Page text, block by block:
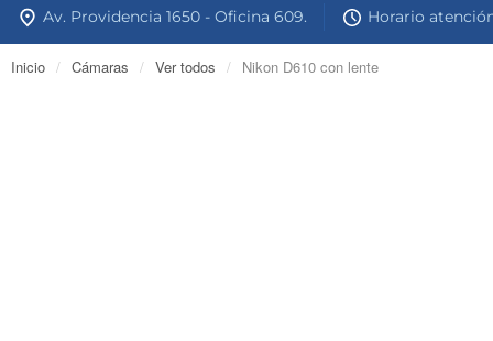
Av. Providencia 1650 - Oficina 609. Horario
Inicio / Cámaras / Ver todos / Nikon D610 con lente